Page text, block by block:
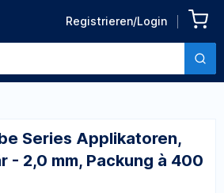
Registrieren/Login
à
Zurück zu den Produktdetails
Series Applikatoren,
- 2,0 mm, Packung à 400